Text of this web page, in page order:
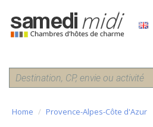
Home Provence-Alpes-Côte d'Azur